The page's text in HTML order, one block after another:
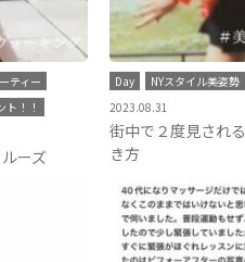
ティー
ト！！
ーズ
Day NYスタイル美姿勢
2023.08.31
街中で２度見され
き方